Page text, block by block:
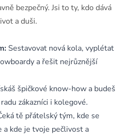
bezpečný. Jsi to ty, kdo dává
a duši.
Sestavovat nová kola, vyplétat
a řešit nejrůznější
špičkové know-how a budeš
zákazníci i kolegové.
tě přátelský tým, kde se
a kde je tvoje pečlivost a